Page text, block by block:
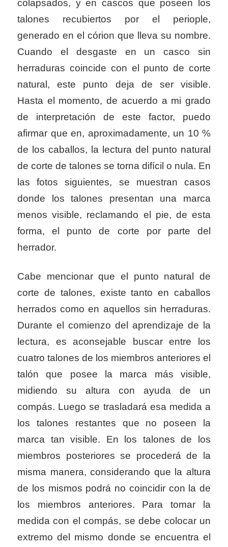
colapsados, y en cascos que poseen los
talones recubiertos por el periople,
generado en el córion que lleva su nombre.
Cuando el desgaste en un casco sin
herraduras coincide con el punto de corte
natural, este punto deja de ser visible.
Hasta el momento, de acuerdo a mi grado
de interpretación de este factor, puedo
afirmar que en, aproximadamente, un 10 %
de los caballos, la lectura del punto natural
de corte de talones se torna difícil o nula. En
las fotos siguientes, se muestran casos
donde los talones presentan una marca
menos visible, reclamando el pie, de esta
forma, el punto de corte por parte del
herrador.
Cabe mencionar que el punto natural de
corte de talones, existe tanto en caballos
herrados como en aquellos sin herraduras.
Durante el comienzo del aprendizaje de la
lectura, es aconsejable buscar entre los
cuatro talones de los miembros anteriores el
talón que posee la marca más visible,
midiendo su altura con ayuda de un
compás. Luego se trasladará esa medida a
los talones restantes que no poseen la
marca tan visible. En los talones de los
miembros posteriores se procederá de la
misma manera, considerando que la altura
de los mismos podrá no coincidir con la de
los miembros anteriores. Para tomar la
medida con el compás, se debe colocar un
extremo del mismo donde se encuentra el